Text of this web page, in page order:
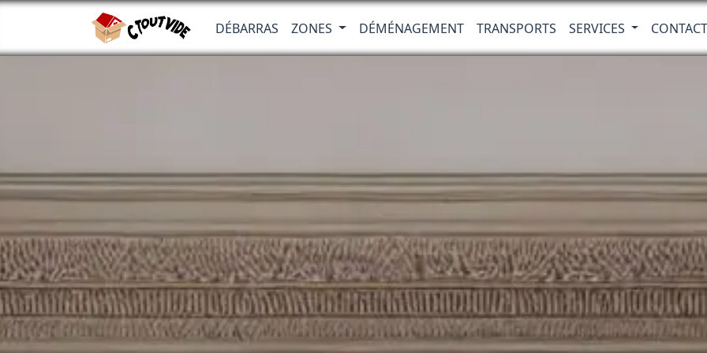
DÉBARRAS ZONES DÉMÉNAGEMENT TRANSPORTS SERVICES